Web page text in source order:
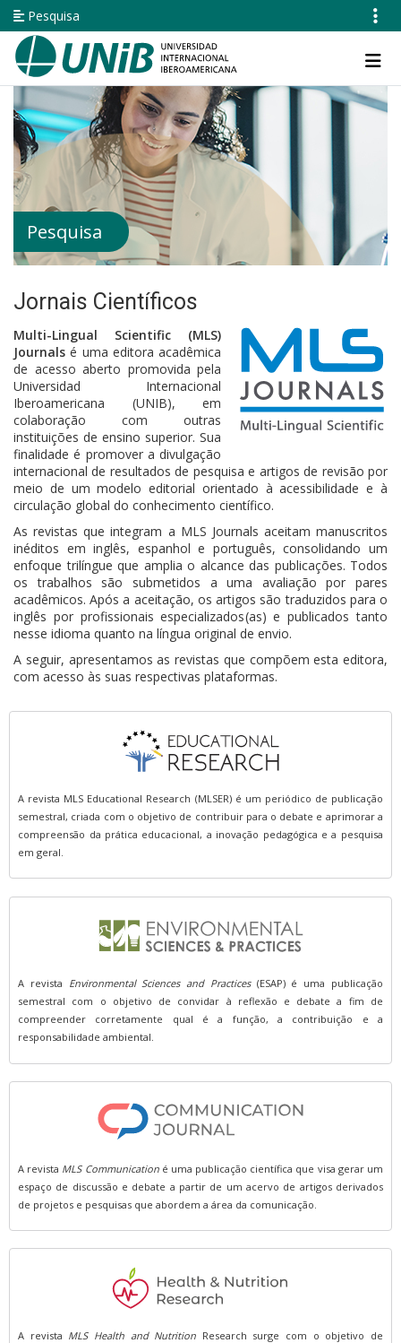
Pular
para
conteúdo
principal
Pesquisa
Navegación
principal
Pesquisa
Jornais Científicos
Multi-Lingual Scientific (MLS)
Journals é uma editora acadêmica
de acesso aberto promovida pela
Universidad Internacional
Iberoamericana (UNIB), em
colaboração com outras
instituições de ensino superior. Sua
finalidade é promover a divulgação
internacional de resultados de pesquisa e artigos de revisão por
meio de um modelo editorial orientado à acessibilidade e à
circulação global do conhecimento científico.
As revistas que integram a MLS Journals aceitam manuscritos
inéditos em inglês, espanhol e português, consolidando um
enfoque trilíngue que amplia o alcance das publicações. Todos
os trabalhos são submetidos a uma avaliação por pares
acadêmicos. Após a aceitação, os artigos são traduzidos para o
inglês por profissionais especializados(as) e publicados tanto
nesse idioma quanto na língua original de envio.
A seguir, apresentamos as revistas que compõem esta editora,
com acesso às suas respectivas plataformas.
A revista MLS Educational Research (MLSER) é um periódico de publicação
semestral, criada com o objetivo de contribuir para o debate e aprimorar a
compreensão da prática educacional, a inovação pedagógica e a pesquisa
em geral.
A revista Environmental Sciences and Practices (ESAP) é uma publicação
semestral com o objetivo de convidar à reflexão e debate a fim de
compreender corretamente qual é a função, a contribuição e a
responsabilidade ambiental.
A revista MLS Communicationé uma publicação científica que visa gerar um
espaço de discussão e debate a partir de um acervo de artigos derivados
de projetos e pesquisas que abordem a área da comunicação.
A revista MLS Health and Nutrition Research surge com o objetivo de